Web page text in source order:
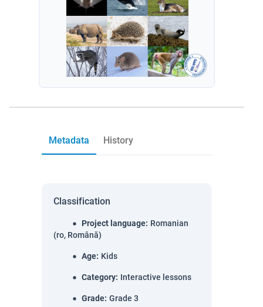
Metadata History
Classification
Project language: Romanian
(ro, Română)
Age: Kids
Category: Interactive lessons
Grade: Grade 3